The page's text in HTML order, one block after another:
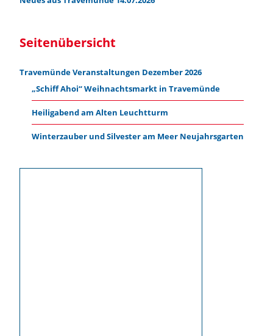
Seitenübersicht
Travemünde Veranstaltungen Dezember 2026
„Schiff Ahoi“ Weihnachtsmarkt in Travemünde
Heiligabend am Alten Leuchtturm
Winterzauber und Silvester am Meer Neujahrsgarten